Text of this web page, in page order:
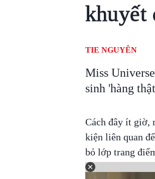
khuyết
TIE NGUYÊN
Miss
sinh 'hàng
Cách đây ít giờ,
kiện liên quan
bỏ lớp trang